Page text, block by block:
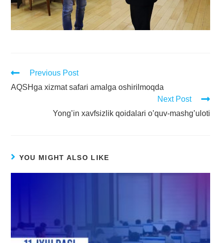
Previous Post
AQSHga xizmat safari amalga oshirilmoqda
Next Post
Yong’in xavfsizlik qoidalari o’quv-mashg’uloti
YOU MIGHT ALSO LIKE